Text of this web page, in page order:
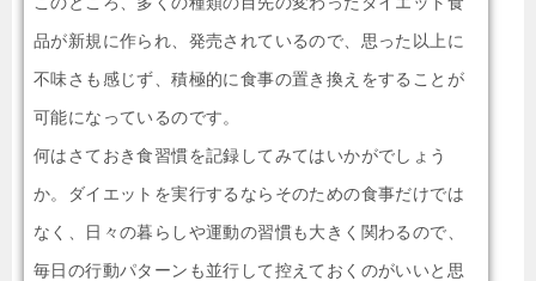
品が新規に作られ、発売されているので、思った以上に
不味さも感じず、積極的に食事の置き換えをすることが
可能になっているのです。
何はさておき食習慣を記録してみてはいかがでしょう
か。ダイエットを実行するならそのための食事だけでは
なく、日々の暮らしや運動の習慣も大きく関わるので、
毎日の行動パターンも並行して控えておくのがいいと思